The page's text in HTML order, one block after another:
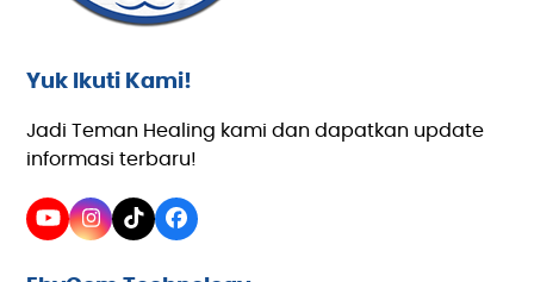
Yuk Ikuti Kami!
Jadi Teman Healing kami dan dapatkan update
informasi terbaru!
YouTube
Instagram
TiktokFacebook